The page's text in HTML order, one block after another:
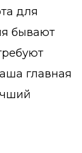
для
бывают
главная